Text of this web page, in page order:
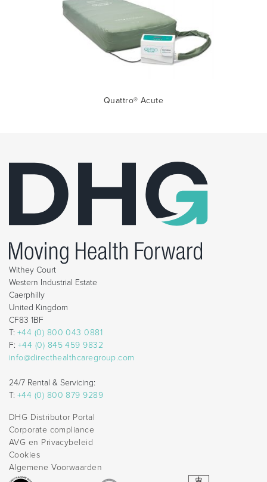
Quattro® Acute
Withey Court
Western Industrial Estate
Caerphilly
United Kingdom
CF83 1BF
T: +44 (0) 800 043 0881
F: +44 (0) 845 459 9832
info@directhealthcaregroup.com
24/7 Rental & Servicing:
T: +44 (0) 800 879 9289
DHG Distributor Portal
Corporate compliance
AVG en Privacybeleid
Cookies
Algemene Voorwaarden